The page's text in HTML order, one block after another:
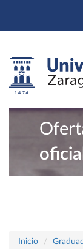
Inicio